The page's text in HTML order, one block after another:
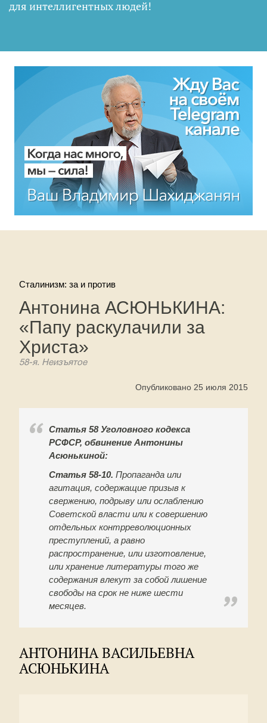
для интеллигентных людей!
Сталинизм: за и против
Антонина АСЮНЬКИНА:
«Папу раскулачили за
Христа»
58-я. Неизъятое
Опубликовано 25 июля 2015
Статья 58 Уголовного кодекса
РСФСР, обвинение Антонины
Асюнькиной:
Статья 58-10. Пропаганда или
агитация, содержащие призыв к
свержению, подрыву или ослаблению
Советской власти или к совершению
отдельных контрреволюционных
преступлений, а равно
распространение, или изготовление,
или хранение литературы того же
содержания влекут за собой лишение
свободы на срок не ниже шести
месяцев.
АНТОНИНА ВАСИЛЬЕВНА
АСЮНЬКИНА